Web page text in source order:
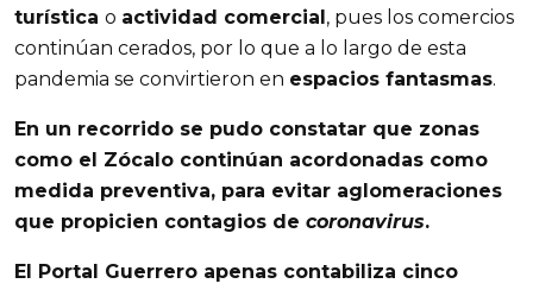
turística o actividad comercial , pues los comercios
continúan cerados, por lo que a lo largo de esta
pandemia se convirtieron en espacios fantasmas.
En un recorrido se pudo constatar que zonas
como el Zócalo continúan acordonadas como
medida preventiva, para evitar aglomeraciones
que propicien contagios de coronavirus.
El Portal Guerrero apenas contabiliza cinco